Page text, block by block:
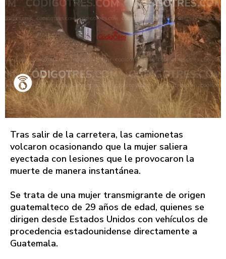
Tras salir de la carretera, las camionetas
volcaron ocasionando que la mujer saliera
eyectada con lesiones que le provocaron la
muerte de manera instantánea.
Se trata de una mujer transmigrante de origen
guatemalteco de 29 años de edad, quienes se
dirigen desde Estados Unidos con vehículos de
procedencia estadounidense directamente a
Guatemala.